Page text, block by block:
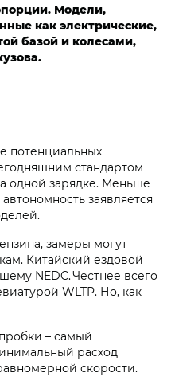
Модели,
как электрические,
базой и колесами,
потенциальных
стандартом
одной зарядке. Меньше
заявляется
замеры могут
Китайский ездовой
NEDC. Честнее всего
WLTP. Но, как
– самый
расход
скорости.